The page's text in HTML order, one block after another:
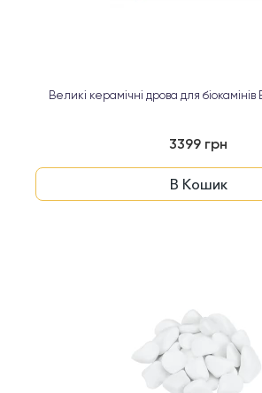
Великі керамічні дрова для біокамінів
3399 грн
В Кошик